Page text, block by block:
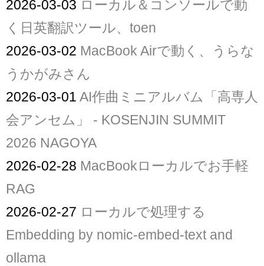
2026-03-03 ローカル＆コンソールで動
く日英翻訳ツール、toen
2026-03-02 MacBook Airで動く、うらな
うかがみさん
2026-03-01 AI作曲ミニアルバム「高専人
会アンセム」 - KOSENJIN SUMMIT
2026 NAGOYA
2026-02-28 MacBookローカルでお手軽
RAG
2026-02-27 ローカルで処理する
Embedding by nomic-embed-text and
ollama